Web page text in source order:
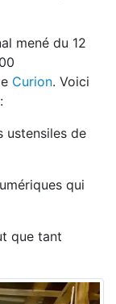
mené du 12
Curion. Voici
ustensiles de
qui
que tant